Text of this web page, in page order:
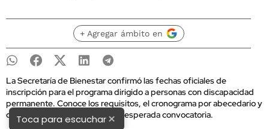
+ Agregar ámbito en
La Secretaría de Bienestar confirmó las fechas oficiales de
inscripción para el programa dirigido a personas con discapacidad
permanente. Conoce los requisitos, el cronograma por abecedario y
qué estados participan en esta esperada convocatoria.
Toca para escuchar×